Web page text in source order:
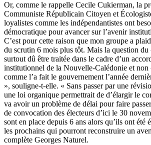
Or, comme le rappelle Cecile Cukierman, la
Communiste Républicain Citoyen et
loyalistes comme les indépendantistes ont
démocratique pour avancer sur l’avenir
C’est pour cette raison que mon groupe a
du scrutin 6 mois plus tôt. Mais la question du
surtout dû être traitée dans le cadre d’un
institutionnel de la Nouvelle-Calédonie et non
comme l’a fait le gouvernement l’année
», souligne-t-elle. « Sans passer par une
une loi organique permettrait de d’élargir le
va avoir un problème de délai pour faire
de convocation des électeurs d’ici le 30
sont en place depuis 6 ans alors qu’ils ont été
les prochains qui pourront reconstruire un
complète Georges Naturel.